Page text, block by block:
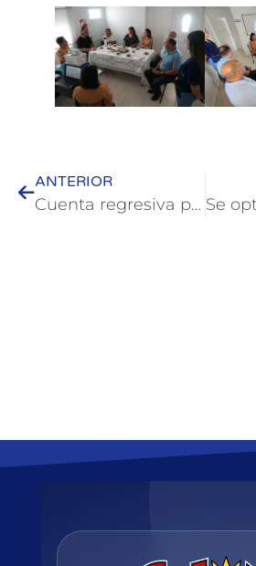
ANTERIOR
Cuenta regresiva para los Tradicionales Corsos Colonenses 2024